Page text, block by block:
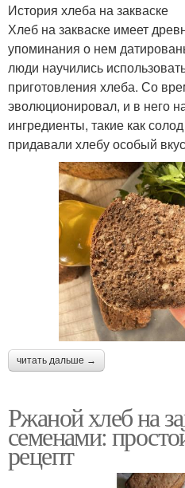
История хлеба на закваске
Хлеб на закваске имеет
упоминания о нем
люди научились
приготовления хлеба. Со
эволюционировал, и в него
ингредиенты, такие как
придавали хлебу особый
читать дальше →
Ржаной хлеб на
семенами:
рецепт